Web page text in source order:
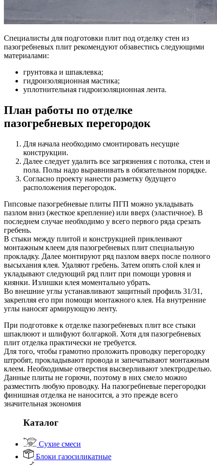
Специалисты для подготовки плит под отделку стен из
пазогребневых плит рекомендуют обзавестись следующими
материалами:
грунтовка и шпаклевка;
гидроизоляционная мастика;
уплотнительная гидроизоляционная лента.
План работы по отделке
пазогребневых перегородок
Для начала необходимо смонтировать несущие
конструкции.
Далее следует удалить все загрязнения с потолка, стен и
пола. Полы надо выравнивать в обязательном порядке.
Согласно проекту нанести разметку будущего
расположения перегородок.
Гипсовые пазогребневые плиты ПГП можно укладывать
пазлом вниз (жесткое крепление) или вверх (эластичное). В
последнем случае необходимо у всего первого ряда срезать
гребень.
В стыки между плитой и конструкцией приклеивают
монтажным клеем для пазогребневых плит специальную
прокладку. Далее монтируют ряд пазлом вверх после полного
высыхания клея. Удаляют гребень. Затем опять слой клея и
укладывают следующий ряд плит при помощи уровня и
киянки. Излишки клея моментально убрать.
Во внешние углы устанавливают защитный профиль 31/31,
закрепляя его при помощи монтажного клея. На внутренние
углы наносят армирующую ленту.
При подготовке к отделке пазогребневых плит все стыки
шпаклюют и шлифуют болгаркой. Хотя для пазогребневых
плит отделка практически не требуется.
Для того, чтобы грамотно проложить проводку перегородку
штробят, прокладывают провода и запечатывают монтажным
клеем. Необходимые отверстия высверливают электродрелью.
Данные плиты не горючи, поэтому в них смело можно
разместить любую проводку. На пазогребневые перегородки
финишная отделка не наносится, а это прежде всего
значительная экономия
Каталог
Сухие смеси
Блоки газосиликатные